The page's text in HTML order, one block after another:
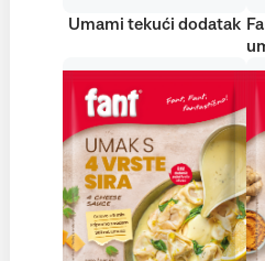
Umami tekući dodatak